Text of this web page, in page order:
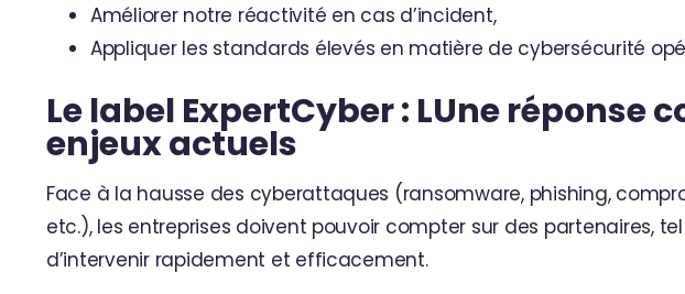
Améliorer notre réactivité en cas d’incident,
Appliquer les standards élevés en matière de cybersécurité
Le label ExpertCyber : LUne réponse
enjeux actuels
Face à la hausse des cyberattaques (ransomware, phishing,
etc.), les entreprises doivent pouvoir compter sur des partenaires, tel
d’intervenir rapidement et efficacement.